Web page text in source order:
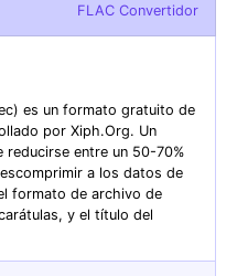
FLAC Convertidor
es un formato gratuito de
por Xiph.Org. Un
entre un 50-70%
a los datos de
formato de archivo de
y el título del